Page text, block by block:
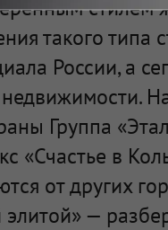
стилем
такого типа
России, а
Группа
«Счастье в
от других
—